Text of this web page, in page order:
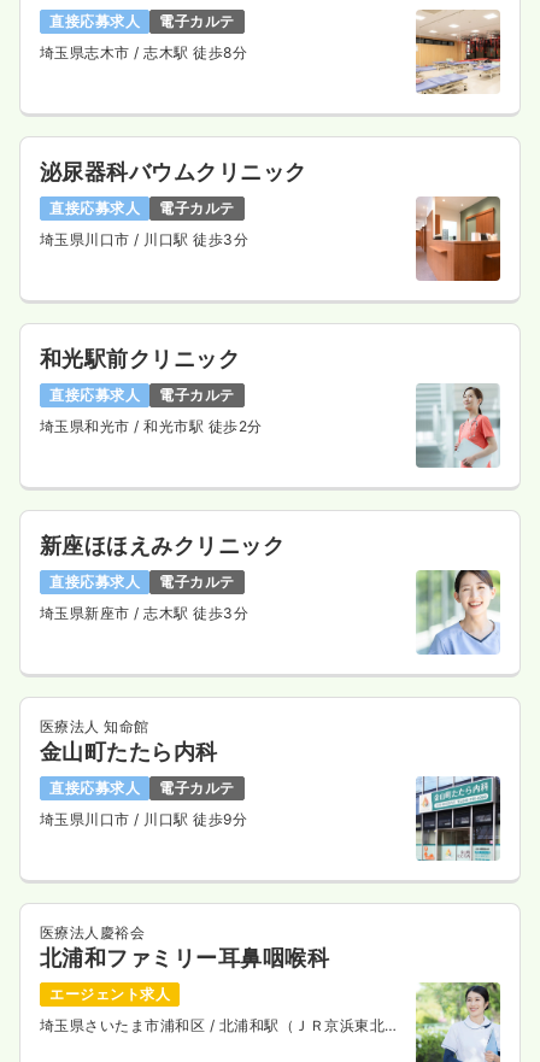
直接応募求人
電子カルテ
埼玉県志木市/ 志木駅 徒歩8分
泌尿器科バウムクリニック
直接応募求人
電子カルテ
埼玉県川口市/ 川口駅 徒歩3分
和光駅前クリニック
直接応募求人
電子カルテ
埼玉県和光市/ 和光市駅 徒歩2分
新座ほほえみクリニック
直接応募求人
電子カルテ
埼玉県新座市/ 志木駅 徒歩3分
医療法人 知命館
金山町たたら内科
直接応募求人
電子カルテ
埼玉県川口市/ 川口駅 徒歩9分
医療法人慶裕会
北浦和ファミリー耳鼻咽喉科
エージェント求人
埼玉県さいたま市浦和区 / 北浦和駅（ＪＲ京浜東北